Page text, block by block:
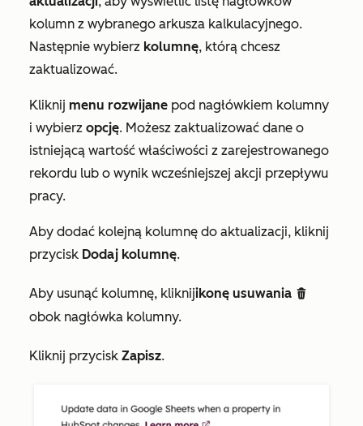
kolumn z wybranego arkusza kalkulacyjnego.
Następnie wybierz kolumnę, którą chcesz
zaktualizować.
Kliknij menu rozwijane pod nagłówkiem kolumny
i wybierz opcję. Możesz zaktualizować dane o
istniejącą wartość właściwości z zarejestrowanego
rekordu lub o wynik wcześniejszej akcji przepływu
pracy.
Aby dodać kolejną kolumnę do aktualizacji, kliknij
przycisk Dodaj kolumnę.
Aby usunąć kolumnę, kliknijikonę usuwania delete dete
obok nagłówka kolumny.
Kliknij przycisk Zapisz.